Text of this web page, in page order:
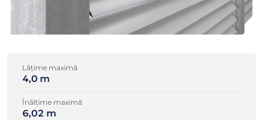
Lățime maximă
4,0 m
Înălțime maximă
6,02 m